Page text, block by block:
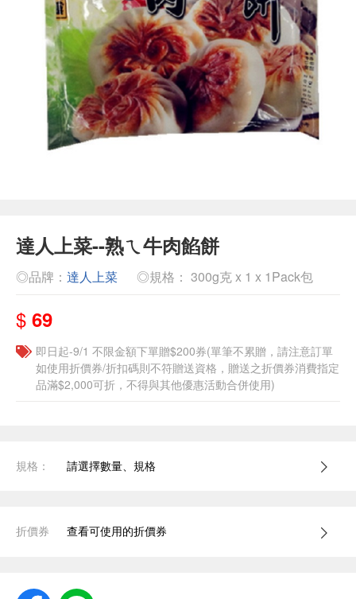
達人上菜--熟ㄟ牛肉餡餅
◎品牌： 達人上菜 ◎規格： 300g克 x 1 x 1Pack包
$ 69
即日起-9/1 不限金額下單贈$200券(單筆不累贈，請注意訂單
如使用折價券/折扣碼則不符贈送資格，贈送之折價券消費指定
品滿$2,000可折，不得與其他優惠活動合併使用)
規格： 請選擇數量、規格
折價券 查看可使用的折價券